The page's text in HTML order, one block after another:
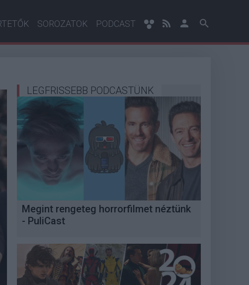
SOROZATOK PODCAST
LEGFRISSEBB PODCASTÜNK
Megint rengeteg horrorfilmet néztünk
- PuliCast